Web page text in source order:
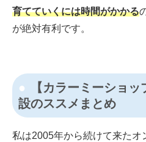
育てていくには時間がかかる
が絶対有利です。
【カラーミーショ
設のススメまとめ
私は2005年から続けて来たオ